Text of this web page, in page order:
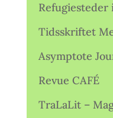
Refugiesteder
Tidsskriftet
Asymptote
Revue CAFÉ
TraLaLit –